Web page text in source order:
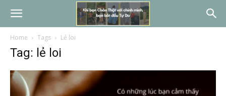
Home Tags Lẻ loi
Tag: lẻ loi